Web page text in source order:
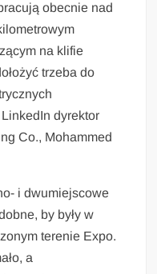
obecnie nad
na klifie
trzeba do
LinkedIn dyrektor
Co., Mohammed
i dwumiejscowe
by były w
terenie Expo.
a